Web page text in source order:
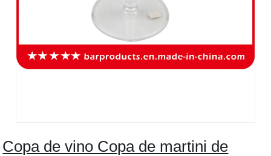
Copa de vino Copa de martini de